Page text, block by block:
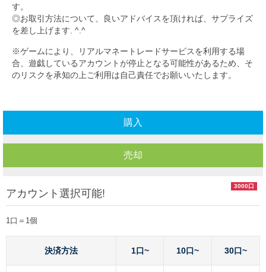
す。
◎お取引方法について、良いアドバイスを頂ければ、サプライズ
を差し上げます. ^.^
※ゲームにより、リアルマネートレードサービスを利用する場
合、遊戯しているアカウントが停止となる可能性があるため、そ
のリスクを承知の上ご利用は自己責任でお願いいたします。
購入
売却
3000口
アカウント選択可能!
1口＝1個
決済方法 1口~ 10口~ 30口~